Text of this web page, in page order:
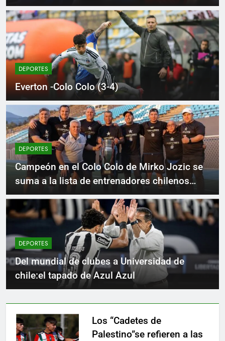
DEPORTES
Everton -Colo Colo (3-4)
DEPORTES
Campeón en el Colo Colo de Mirko Jozic se
suma a la lista de entrenadores chilenos
ganadores de títulos
DEPORTES
Del mundial de clubes a Universidad de
chile:el tapado de Azul Azul
Los “Cadetes de
Palestino”se refieren a las